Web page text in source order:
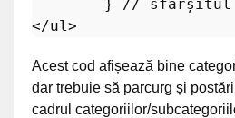
        }
// sfârșitul
Acest cod afișează bine
dar trebuie să parcurg și
cadrul categoriilor/